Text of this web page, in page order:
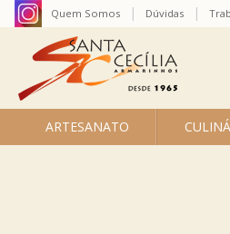
ARTESANATO
Quem Somos Dúvidas